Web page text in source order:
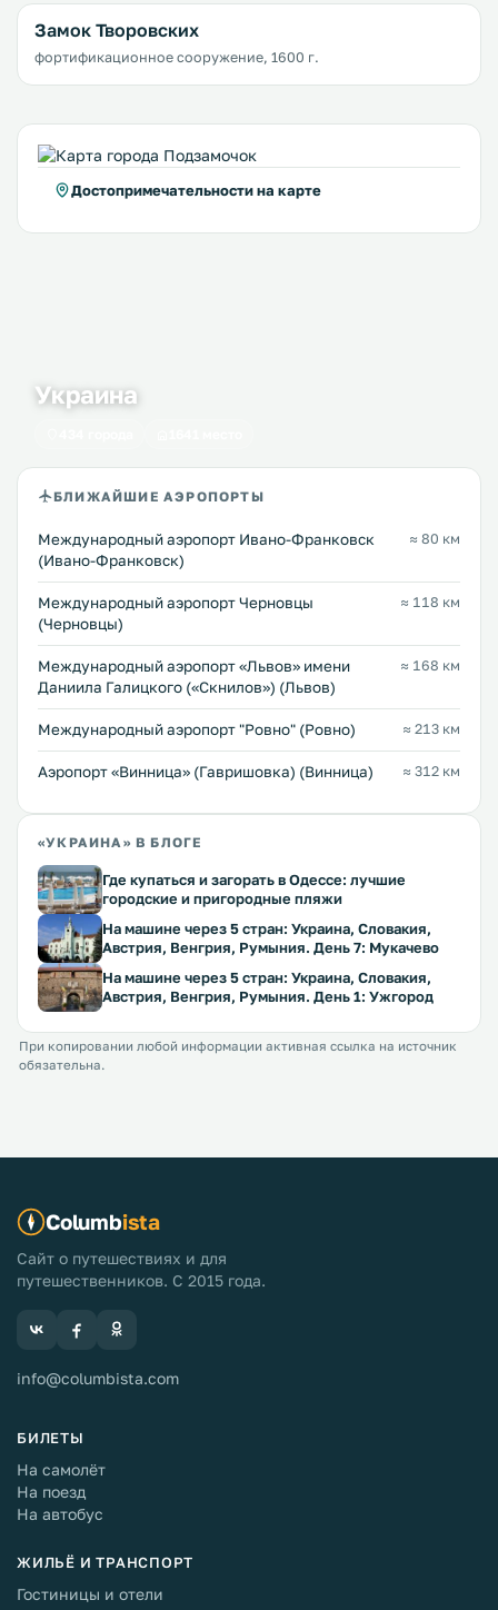
Замок Творовских
фортификационное сооружение, 1600 г.
Достопримечательности на карте
Украина
БЛИЖАЙШИЕ АЭРОПОРТЫ
Международный аэропорт Ивано-Франковск
(Ивано-Франковск)
≈ 80 км
Международный аэропорт Черновцы
(Черновцы)
≈ 118 км
Междунарoдный аэропорт «Львов» имени
Даниила Галицкого («Скнилов») (Львов)
≈ 168 км
Междунарoдный аэропорт "Ровно" (Ровно) ≈ 213 км
Аэропорт «Винница» (Гавришовка) (Винница) ≈ 312 км
«УКРАИНА» В БЛОГЕ
Где купаться и загорать в Одессе: лучшие
городские и пригородные пляжи
На машине через 5 стран: Украина, Словакия,
Австрия, Венгрия, Румыния. День 7: Мукачево
На машине через 5 стран: Украина, Словакия,
Австрия, Венгрия, Румыния. День 1: Ужгород
При копировании любой информации активная ссылка на источник
обязательна.
Columbista
Сайт о путешествиях и для
путешественников. С 2015 года.
info@columbista.com
БИЛЕТЫ
На самолёт
На поезд
На автобус
ЖИЛЬЁ И ТРАНСПОРТ
Гостиницы и отели